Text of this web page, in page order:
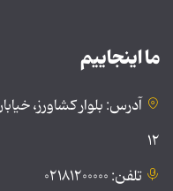
ما اینجاییم
آدرس: بلوار کشاورز،
۱۲
تلفن: ۰۲۱۸۱۲۰۰۰۰۰